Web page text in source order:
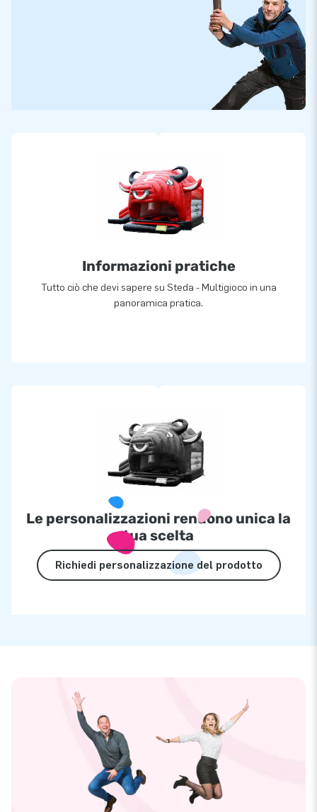
Informazioni pratiche
Tutto ciò che devi sapere su Steda - Multigioco in una
panoramica pratica.
Le personalizzazioni rendono unica la
tua scelta
Richiedi personalizzazione del prodotto